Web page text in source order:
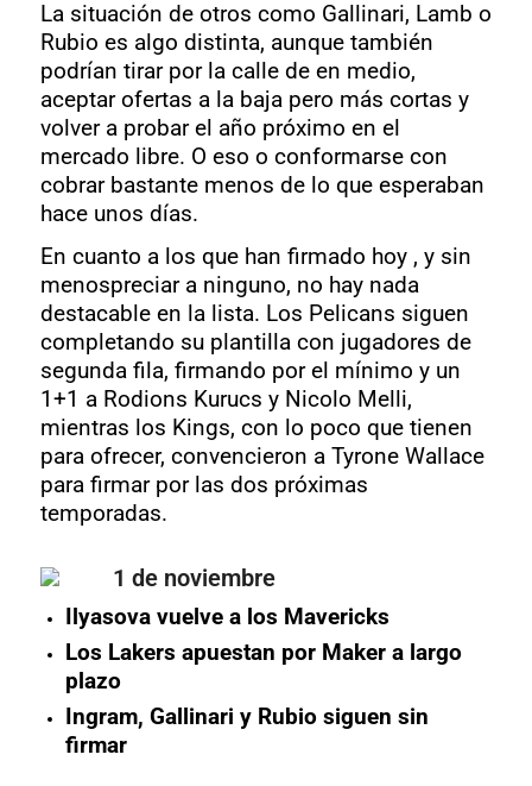
La situación de otros como Gallinari, Lamb o
Rubio es algo distinta, aunque también
podrían tirar por la calle de en medio,
aceptar ofertas a la baja pero más cortas y
volver a probar el año próximo en el
mercado libre. O eso o conformarse con
cobrar bastante menos de lo que esperaban
hace unos días.
En cuanto a los que han firmado hoy , y sin
menospreciar a ninguno, no hay nada
destacable en la lista. Los Pelicans siguen
completando su plantilla con jugadores de
segunda fila, firmando por el mínimo y un
1+1 a Rodions Kurucs y Nicolo Melli,
mientras los Kings, con lo poco que tienen
para ofrecer, convencieron a Tyrone Wallace
para firmar por las dos próximas
temporadas.
1 de noviembre
Ilyasova vuelve a los Mavericks
Los Lakers apuestan por Maker a largo
plazo
Ingram, Gallinari y Rubio siguen sin
firmar